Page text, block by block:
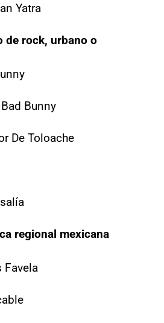
Yatra
de rock, urbano o
Bunny
De Toloache
regional mexicana
Favela